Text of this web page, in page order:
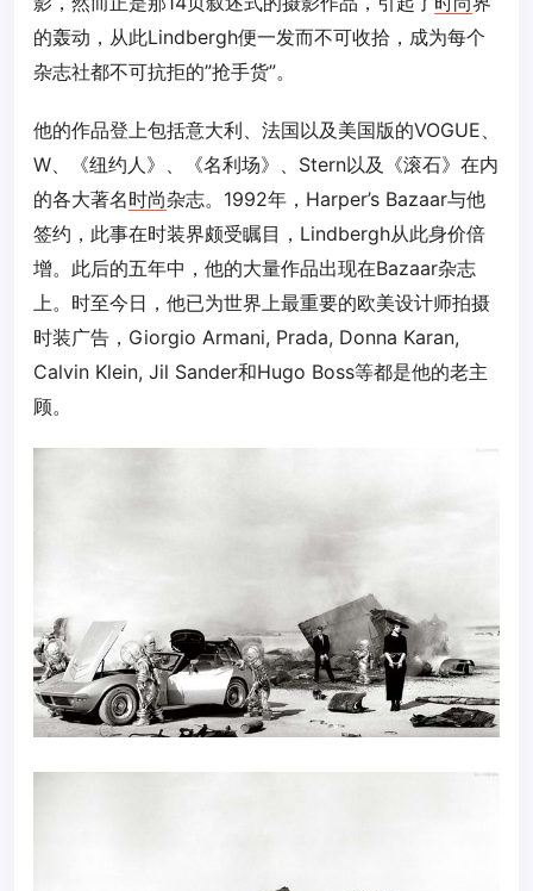
的轰动，从此Lindbergh便一发而不可收拾，成为每个
杂志社都不可抗拒的”抢手货”。
他的作品登上包括意大利、法国以及美国版的VOGUE、
W、《纽约人》、《名利场》、Stern以及《滚石》在内
的各大著名时尚杂志。1992年，Harper’s Bazaar与他
签约，此事在时装界颇受瞩目，Lindbergh从此身价倍
增。此后的五年中，他的大量作品出现在Bazaar杂志
上。时至今日，他已为世界上最重要的欧美设计师拍摄
时装广告，Giorgio Armani, Prada, Donna Karan,
Calvin Klein, Jil Sander和Hugo Boss等都是他的老主
顾。